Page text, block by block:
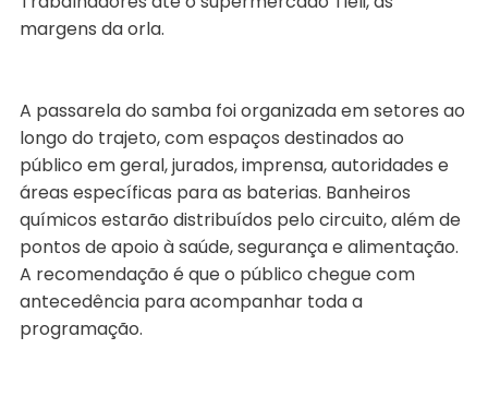
margens da orla.
A passarela do samba foi organizada em setores ao
longo do trajeto, com espaços destinados ao
público em geral, jurados, imprensa, autoridades e
áreas específicas para as baterias. Banheiros
químicos estarão distribuídos pelo circuito, além de
pontos de apoio à saúde, segurança e alimentação.
A recomendação é que o público chegue com
antecedência para acompanhar toda a
programação.